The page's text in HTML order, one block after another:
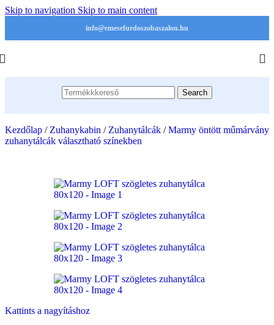
Skip to navigation Skip to main content
info@emesefurdoszobaszalon.hu
Search
Kezdőlap / Zuhanykabin / Zuhanytálcák / Marmy öntött műmárvány
zuhanytálcák választható színekben
Kattints a nagyításhoz